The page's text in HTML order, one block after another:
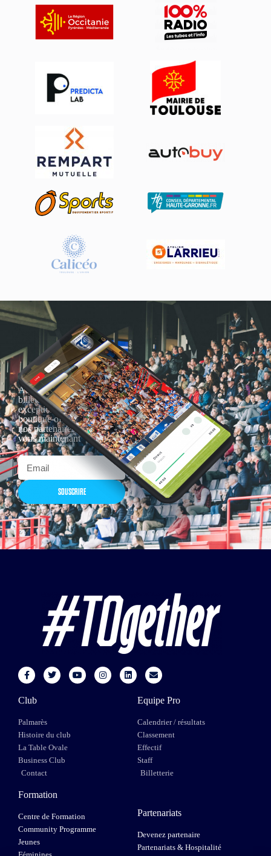
Actualités, nouveautés,
billetterie, remises
exceptionnelles dans la
boutique officielles & chez
nos partenaires… Inscrivez-
vous maintenant
SOUSCRIRE
Club
Palmarès
Histoire du club
La Table Ovale
Business Club
Contact
Equipe Pro
Calendrier / résultats
Classement
Effectif
Staff
Billetterie
Formation
Centre de Formation
Community Programme
Jeunes
Partenariats
Devenez partenaire
Partenariats & Hospitalité